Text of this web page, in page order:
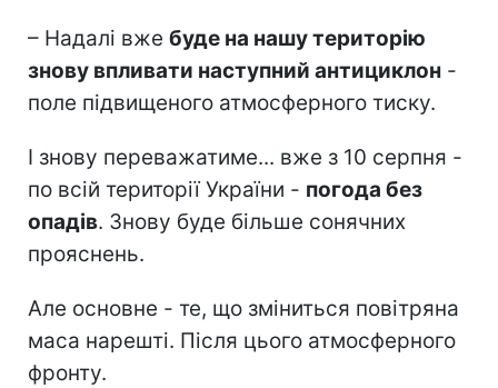
– Надалі вже буде на нашу територію
знову впливати наступний антициклон -
поле підвищеного атмосферного тиску.
І знову переважатиме... вже з 10 серпня -
по всій території України - погода без
опадів. Знову буде більше сонячних
прояснень.
Але основне - те, що зміниться повітряна
маса нарешті. Після цього атмосферного
фронту.